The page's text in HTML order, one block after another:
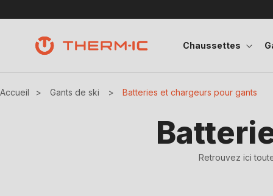
Chaussettes
Accueil > Gants de ski > Batteries et chargeurs pour gants
C
Retrouvez ici